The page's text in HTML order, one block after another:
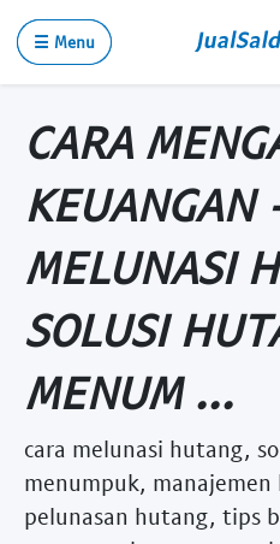
☰ Menu
CARA
KEUANGAN
MELUNASI
SOLUSI
MENUM ...
cara melunasi hutang,
menumpuk,
pelunasan hutang, tips